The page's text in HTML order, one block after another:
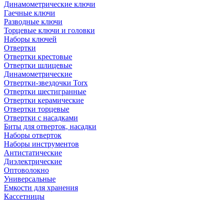
Динамометрические ключи
Гаечные ключи
Разводные ключи
Торцевые ключи и головки
Наборы ключей
Отвертки
Отвертки крестовые
Отвертки шлицевые
Динамометрические
Отвертки-звездочки Torx
Отвертки шестигранные
Отвертки керамические
Отвертки торцевые
Отвертки с насадками
Биты для отверток, насадки
Наборы отверток
Наборы инструментов
Антистатические
Диэлектрические
Оптоволокно
Универсальные
Емкости для хранения
Кассетницы